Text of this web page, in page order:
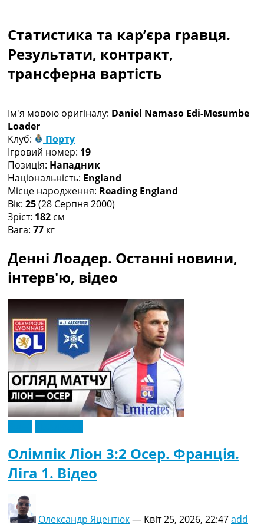
Чемпіонат Світу
Україна. Прем’єр-Ліга
Україна. Перша Ліга
Ліга Чемпіонів
Ще Турніри >>>
Таблиці
Чемпіонат Світу. Турнирні таблиці
Таблиця УПЛ
Перша Ліга
Таблиця АПЛ
Таблиця Ла Ліги
Таблиця Ліги Чемпіонів
Всі таблиці >>>
Рейтинги
Рейтинг клубів УЄФА
Рейтинг ФІФА
Телепрограма
UA
Categories
Головна
Новини футболу
Відео
Новини футболу України
Футбольні трансфери
Останні коментарі
Конкурс прогнозів
Логін
Рейтінги
Правила
Турніри
Чемпіонат Світу
Статистика та кар’єра гравця.
Результати, контракт,
трансферна вартість
Ім'я мовою оригіналу: Daniel Namaso Edi-Mesumbe
Loader
Клуб:
Порту
Ігровий номер: 19
Позиція: Нападник
Національність: England
Місце народження: Reading England
Вік: 25(28 Серпня 2000)
Зріст: 182 см
Вага: 77 кг
Денні Лоадер. Останні новини,
інтерв'ю, відео
Олімпік Ліон 3:2 Осер. Франція.
Ліга 1. Відео
Олександр Яцентюк— Квіт 25, 2026, 22:47add